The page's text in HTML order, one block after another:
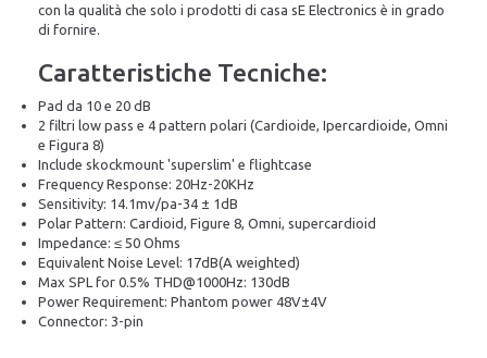
con la qualità che solo i prodotti di casa sE Electronics è in grado
di fornire.
Caratteristiche Tecniche:
Pad da 10 e 20 dB
2 filtri low pass e 4 pattern polari (Cardioide, Ipercardioide, Omni
e Figura 8)
Include skockmount 'superslim' e flightcase
Frequency Response: 20Hz-20KHz
Sensitivity: 14.1mv/pa-34 ± 1dB
Polar Pattern: Cardioid, Figure 8, Omni, supercardioid
Impedance: ≤ 50 Ohms
Equivalent Noise Level: 17dB(A weighted)
Max SPL for 0.5% THD@1000Hz: 130dB
Power Requirement: Phantom power 48V±4V
Connector: 3-pin